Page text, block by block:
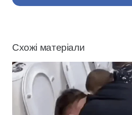
Схожі матеріали